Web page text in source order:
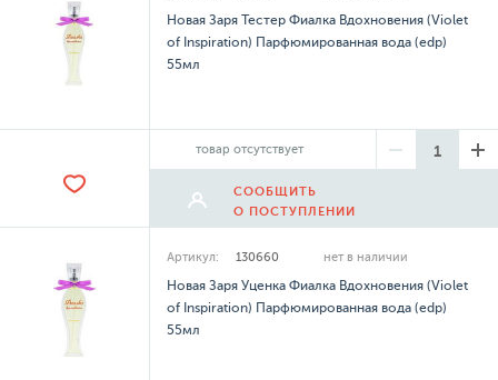
Новая Заря Тестер Фиалка Вдохновения (Violet
of Inspiration) Парфюмированная вода (edp)
55мл
товар отсутствует
СООБЩИТЬ
О ПОСТУПЛЕНИИ
Артикул: 130660 нет в наличии
Новая Заря Уценка Фиалка Вдохновения (Violet
of Inspiration) Парфюмированная вода (edp)
55мл